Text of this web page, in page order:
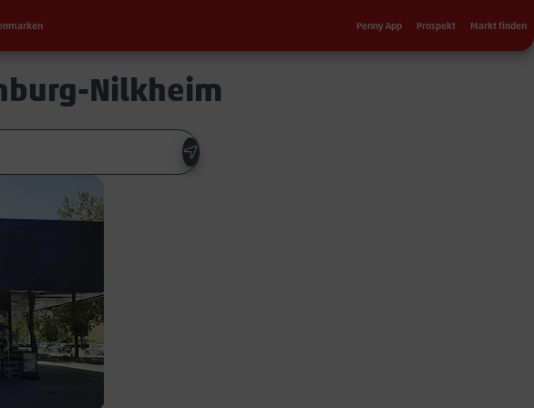
Sekundärnavigation
Penny App Prospekt Markt finden
Nilkheim